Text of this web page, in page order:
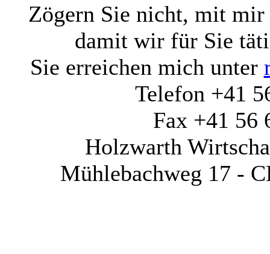
Zögern Sie nicht, mit
damit wir für Sie
Sie erreichen mich unter
Telefon +41
Fax +41 56
Holzwarth
Mühlebachweg 17 -